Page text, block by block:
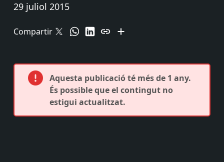
29 juliol 2015
Compartir
Aquesta publicació té més de 1 any.
És possible que el contingut no
estigui actualitzat.